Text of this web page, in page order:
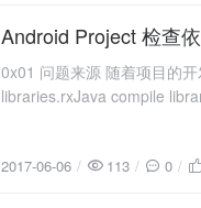
2017-06-06
Android Project 检查
0x01 问题来源 随着项目的
libraries.rxJava compile
2017-06-06 113 0